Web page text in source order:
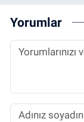
Yorumlar